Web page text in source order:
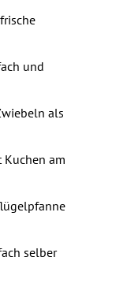
und
als
am
selber